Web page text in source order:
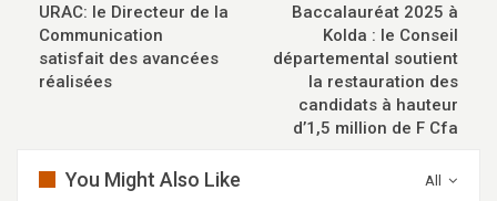
URAC: le Directeur de la
Communication
satisfait des avancées
réalisées
Baccalauréat 2025 à
Kolda : le Conseil
départemental soutient
la restauration des
candidats à hauteur
d’1,5 million de F Cfa
All
You Might Also Like